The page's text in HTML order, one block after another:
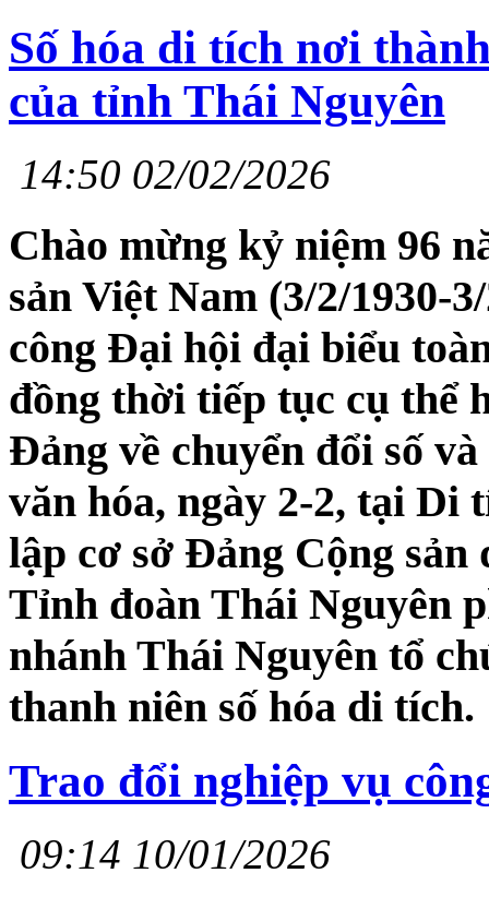
Số hóa di tích nơi
của tỉnh Thái Nguyên
14:50 02/02/2026
Chào mừng kỷ niệm 96
sản Việt Nam (3/2/1930-
công Đại hội đại biểu
đồng thời tiếp tục cụ thể
Đảng về chuyển đổi số
văn hóa, ngày 2-2, tại Di
lập cơ sở Đảng Cộng
Tỉnh đoàn Thái Nguyên
nhánh Thái Nguyên tổ
thanh niên số hóa di tích.
Trao đổi nghiệp vụ
09:14 10/01/2026